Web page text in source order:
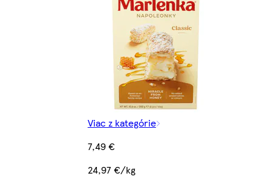
Viac z kategórie
7,49 €
24,97 €/kg